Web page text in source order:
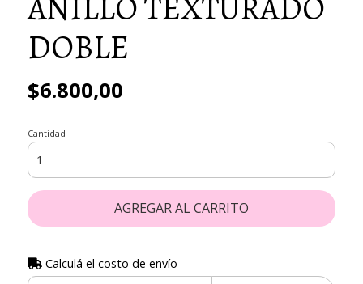
DOBLE
$6.800,00
Cantidad
AGREGAR AL CARRITO
Calculá el costo de envío